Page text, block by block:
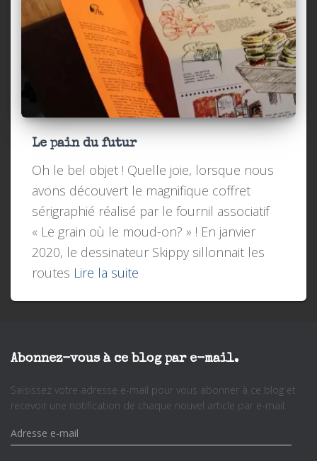
Le pain du futur
Oh le bel objet ! Quelle joie, lorsque nous
avons découvert le magnifique coffret
sérigraphié réalisé par le fournil associatif
« Le grain où le moud-on? » ! En janvier
2020, le dessinateur Skippy sillonnait les
routes Lire la suite
Abonnez-vous à ce blog par e-mail.
Saisissez votre adresse e-mail pour vous abonner à ce blog et
recevoir une notification de chaque nouvel article par e-mail.
A
d